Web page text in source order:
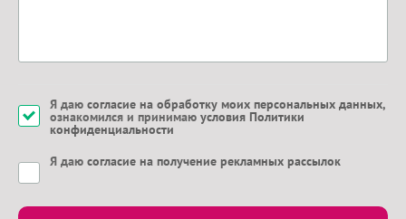
Я даю согласие на обработку моих персональных данных,
ознакомился и принимаю условия Политики
конфиденциальности
Я даю согласие на получение рекламных рассылок